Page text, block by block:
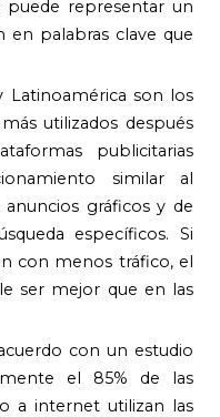
representar un
palabras clave que
Latinoamérica son los
utilizados después
publicitarias
similar al
gráficos y de
específicos. Si
con menos tráfico, el
ser mejor que en las
con un estudio
el 85% de las
a internet utilizan las